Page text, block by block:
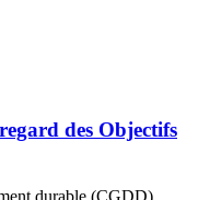
des Objectifs
durable (CGDD)